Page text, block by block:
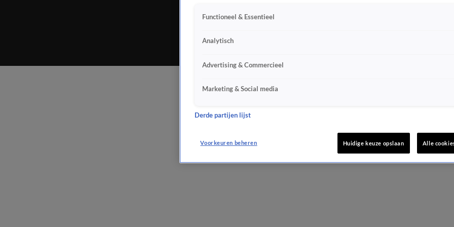
Functioneel & Essentieel
Analytisch
Advertising & Commercieel
Marketing & Social media
Derde partijen lijst
Voorkeuren beheren Huidige keuze opslaan Alle